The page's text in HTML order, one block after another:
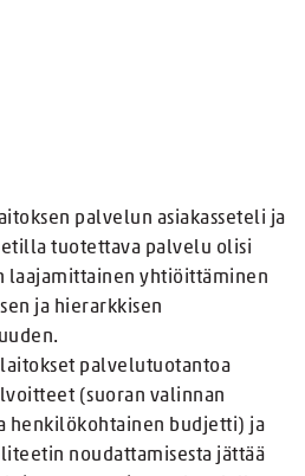
palvelun asiakasseteli ja
tuotettava palvelu olisi
laajamittainen yhtiöittäminen
ja hierarkkisen
palvelutuotantoa
(suoran valinnan
henkilökohtainen budjetti) ja
noudattamisesta jättää